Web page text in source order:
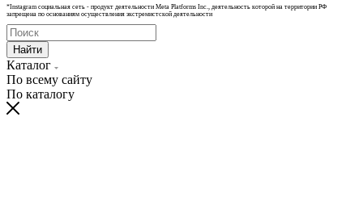
*Instagram cоциальная сеть - продукт деятельности Meta Platforms Inc., деятельность которой на территории РФ
запрещена по основаниям осуществления экстремистской деятельности
Найти
Каталог
По всему сайту
По каталогу